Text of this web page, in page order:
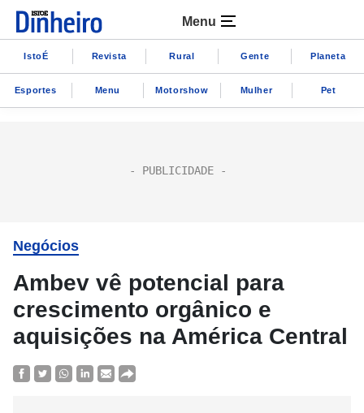
Menu
IstoÉ Revista Rural Gente Planeta
Esportes Menu Motorshow Mulher Pet
Negócios
Ambev vê potencial para
crescimento orgânico e
aquisições na América Central